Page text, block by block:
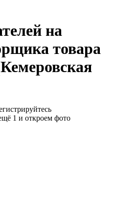
на
товара
1 и откроем фото